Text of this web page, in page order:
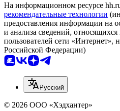
На информационном ресурсе
рекомендательные технологии
предоставления информации на
и анализа сведений,
пользователей сети «Интернет»,
Российской Федерации)
Русский
© 2026 ООО «Хэдхантер»